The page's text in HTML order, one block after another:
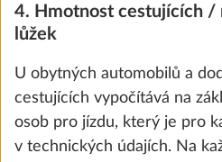
We use cookies to enable
possible use of our
communication with you.
preferences into account
statistics and marketing
consent by clicking on
Digestoř DOMETIC vč.
regulace otáček Hobby
4. Hmotnost cestujících /
lůžek
U obytných automobilů a
cestujících vypočítává na
osob pro jízdu, který je pro
v technických údajích. Na